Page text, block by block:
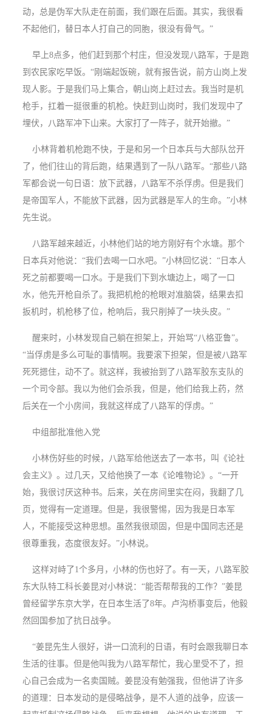
动，总是伪军大队走在前面，我们跟在后面。其实，我很看
不起他们，替日本人打自己的同胞，很没有骨气。”
早上8点多，他们赶到那个村庄，但没发现八路军，于是跑
到农民家吃早饭。“刚端起饭碗，就有报告说，前方山岗上发
现人影。于是我们马上集合，朝山岗上赶过去。我当时是机
枪手，扛着一挺很重的机枪。快赶到山岗时，我们发现中了
埋伏，八路军冲下山来。大家打了一阵子，就开始撤。”
小林背着机枪跑不快，于是和另一个日本兵与大部队岔开
了，他们往山的背后跑，结果遇到了一队八路军。“那些八路
军都会说一句日语：放下武器，八路军不杀俘虏。但是我们
是帝国军人，不能放下武器，因为武器是军人的生命。”小林
先生说。
八路军越来越近，小林他们站的地方刚好有个水塘。那个
日本兵对他说：“我们去喝一口水吧。”小林回忆说：“日本人
死之前都要喝一口水。于是我们下到水塘边上，喝了一口
水，他先开枪自杀了。我把机枪的枪眼对准脑袋，结果去扣
扳机时，机枪移了位，枪响后，我只削掉了一块头皮。”
醒来时，小林发现自己躺在担架上，开始骂“八格亚鲁”。
“当俘虏是多么可耻的事情啊。我要滚下担架，但是被八路军
死死摁住，动不了。就这样，我被抬到了八路军胶东支队的
一个司令部。我以为他们会杀我，但是，他们给我上药，然
后关在一个小房间，我就这样成了八路军的俘虏。”
中组部批准他入党
小林伤好些的时候，八路军给他送去了一本书，叫《论社
会主义》。过几天，又给他换了一本《论唯物论》。“一开
始，我很讨厌这种书。后来，关在房间里实在闷，我翻了几
页，觉得有一定道理。但是，我很警惕，因为我是日本军
人，不能接受这种思想。虽然我很顽固，但是中国同志还是
很尊重我，态度很友好。”小林说。
这样对峙了1个多月，小林的伤也好了。有一天，八路军胶
东大队特工科长姜昆对小林说：“能否帮帮我的工作？”姜昆
曾经留学东京大学，在日本生活了8年。卢沟桥事变后，他毅
然回国参加了抗日战争。
“姜昆先生人很好，讲一口流利的日语，有时会跟我聊日本
生活的往事。但是他叫我为八路军帮忙，我心里受不了，担
心自己会成为一名卖国贼。姜昆没有勉强我，但他讲了许多
的道理：日本发动的是侵略战争，是不人道的战争，应该一